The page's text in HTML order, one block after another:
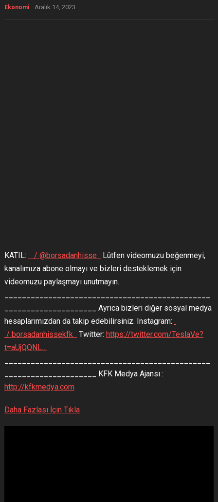
Ekonomi Aralık 14, 2023
KATIL: / @borsadanhisse
Lütfen videomuzu beğenmeyi,
kanalımıza abone olmayı ve bizleri desteklemek için
videomuzu paylaşmayı unutmayın.
_____________________ Ayrıca bizleri diğer sosyal medya
hesaplarımızdan da takip edebilirsiniz. Instagram:
/ borsadanhissekfk
Twitter: https://twitter.com/TeslaVe?
t=aUjQQNL…
_____________________ KFK Medya Ajansı :
http://kfkmedya.com
Daha Fazlası İçin Tıkla